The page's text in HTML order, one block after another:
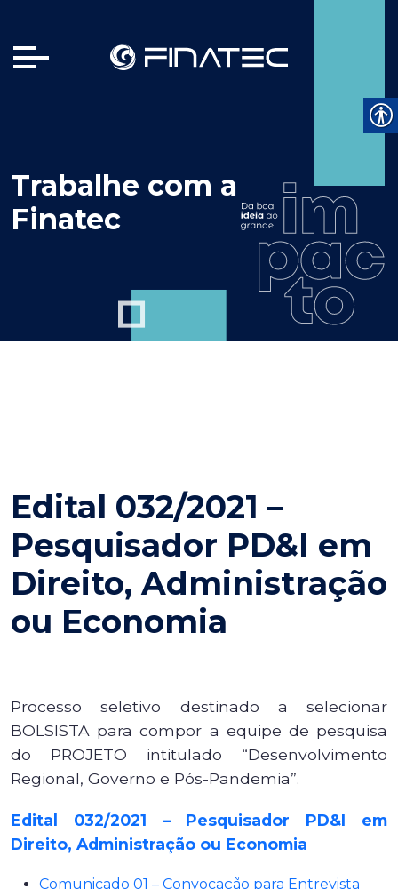
Trabalhe com a
Finatec
Edital 032/2021 –
Pesquisador PD&I em
Direito, Administração
ou Economia
Processo seletivo destinado a selecionar
BOLSISTA para compor a equipe de pesquisa
do PROJETO intitulado “Desenvolvimento
Regional, Governo e Pós-Pandemia”.
Edital 032/2021 – Pesquisador PD&I em
Direito, Administração ou Economia
Comunicado 01 – Convocação para Entrevista